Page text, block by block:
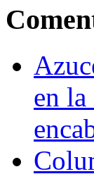
en